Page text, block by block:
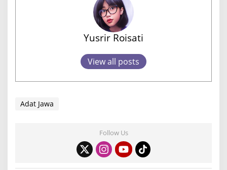
Yusrir Roisati
View all posts
Adat Jawa
Follow Us